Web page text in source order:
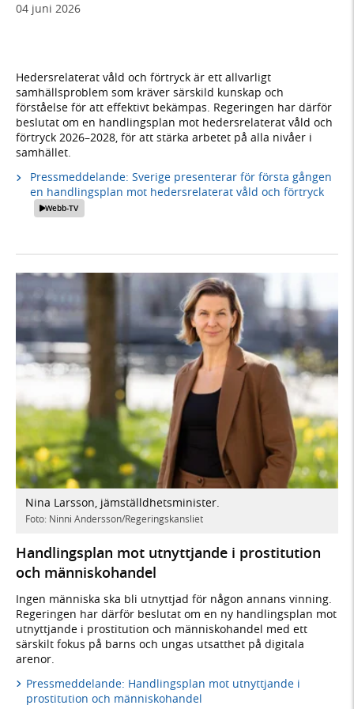
04 juni 2026
Hedersrelaterat våld och förtryck är ett allvarligt
samhällsproblem som kräver särskild kunskap och
förståelse för att effektivt bekämpas. Regeringen har därför
beslutat om en handlingsplan mot hedersrelaterat våld och
förtryck 2026–2028, för att stärka arbetet på alla nivåer i
samhället.
Pressmeddelande: Sverige presenterar för första gången
en handlingsplan mot hedersrelaterat våld och förtryck
Webb-TV
Nina Larsson, jämställdhetsminister.
Foto: Ninni Andersson/Regeringskansliet
Handlingsplan mot utnyttjande i prostitution
och människohandel
Ingen människa ska bli utnyttjad för någon annans vinning.
Regeringen har därför beslutat om en ny handlingsplan mot
utnyttjande i prostitution och människohandel med ett
särskilt fokus på barns och ungas utsatthet på digitala
arenor.
Pressmeddelande: Handlingsplan mot utnyttjande i
prostitution och människohandel